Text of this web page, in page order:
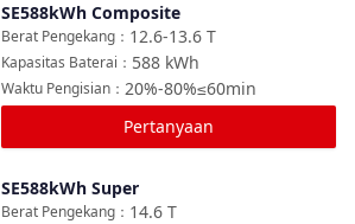
SE588kWh Composite
12.6-13.6 T
Berat Pengekang ：
588 kWh
Kapasitas Baterai ：
20%-80%≤60min
Waktu Pengisian ：
Pertanyaan
SE588kWh Super
14.6 T
Berat Pengekang ：